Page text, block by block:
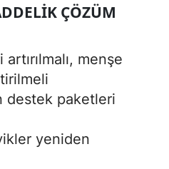
ÇÖZÜM
menşe
destek paketleri
yeniden